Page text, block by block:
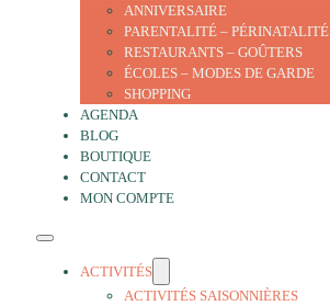
ANNIVERSAIRE
PARENTALITÉ – PÉRINATALITÉ
RESTAURANTS – GOÛTERS
ÉCOLES – MODES DE GARDE
SHOPPING
AGENDA
BLOG
BOUTIQUE
CONTACT
MON COMPTE
ACTIVITÉS
ACTIVITÉS SAISONNIÈRES